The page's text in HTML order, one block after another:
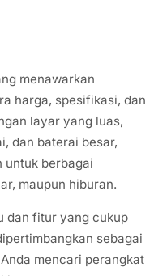
menawarkan
harga, spesifikasi, dan
layar yang luas,
dan baterai besar,
untuk berbagai
maupun hiburan.
dan fitur yang cukup
sebagai
mencari perangkat